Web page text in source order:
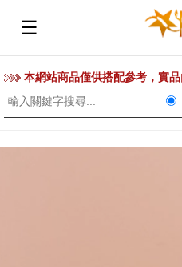
☰
本網站商品僅供搭配參考，實